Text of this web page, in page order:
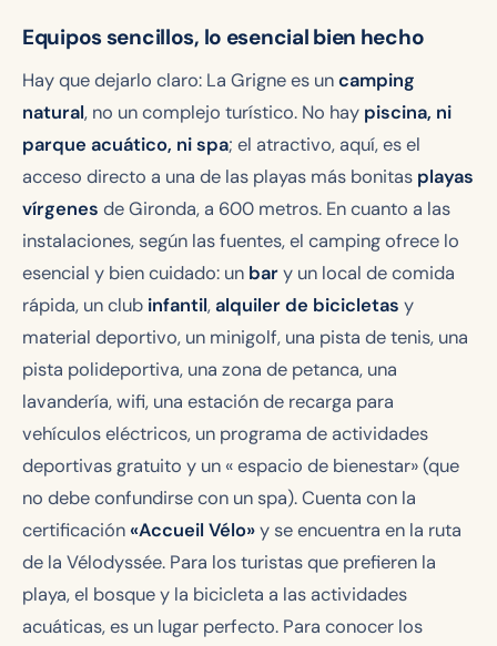
Equipos sencillos, lo esencial bien hecho
Hay que dejarlo claro: La Grigne es uncamping
natural, no un complejo turístico. No hay piscina, ni
parque acuático, ni spa; el atractivo, aquí, es el
acceso directo a una de las playas más bonitas playas
vírgenes de Gironda, a 600 metros. En cuanto a las
instalaciones, según las fuentes, el camping ofrece lo
esencial y bien cuidado: un bary un local de comida
rápida, un club infantil,alquiler de bicicletas y
material deportivo, un minigolf, una pista de tenis, una
pista polideportiva, una zona de petanca, una
lavandería, wifi, una estación de recarga para
vehículos eléctricos, un programa de actividades
deportivas gratuito y un « espacio de bienestar» (que
no debe confundirse con un spa). Cuenta con la
certificación«Accueil Vélo»y se encuentra en la ruta
de la Vélodyssée. Para los turistas que prefieren la
playa, el bosque y la bicicleta a las actividades
acuáticas, es un lugar perfecto. Para conocer los